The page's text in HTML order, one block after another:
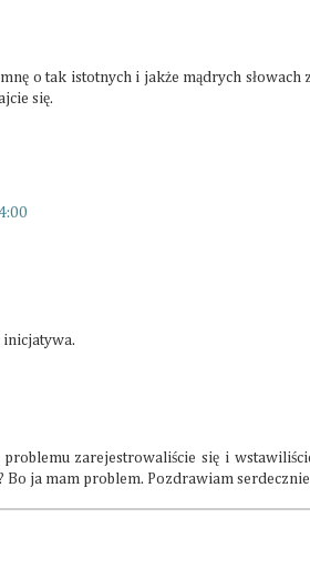
o tak istotnych i jakże mądrych słowach
się.
inicjatywa.
zarejestrowaliście się i
Bo ja mam problem. Pozdrawiam